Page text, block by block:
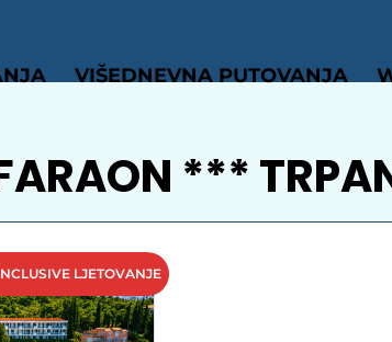
VIŠEDNEVNA PUTOVANJA
***
LJETOVANJE